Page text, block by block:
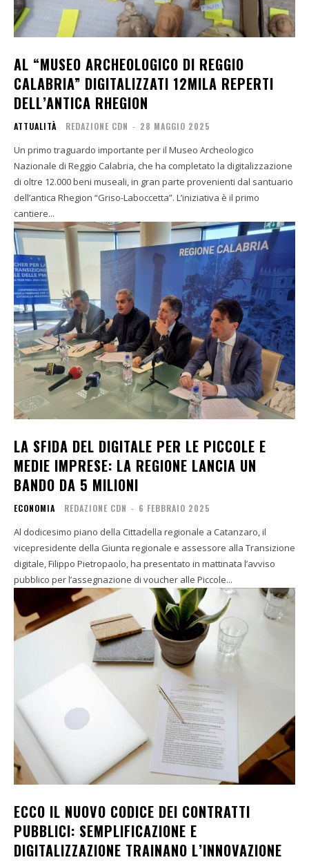
AL “MUSEO ARCHEOLOGICO DI REGGIO
CALABRIA” DIGITALIZZATI 12MILA REPERTI
DELL’ANTICA RHEGION
ATTUALITÀ REDAZIONE CDN - 28 MAGGIO 2025
Un primo traguardo importante per il Museo Archeologico
Nazionale di Reggio Calabria, che ha completato la digitalizzazione
di oltre 12.000 beni museali, in gran parte provenienti dal santuario
dell’antica Rhegion “Griso-Laboccetta”. L’iniziativa è il primo
cantiere...
LA SFIDA DEL DIGITALE PER LE PICCOLE E
MEDIE IMPRESE: LA REGIONE LANCIA UN
BANDO DA 5 MILIONI
ECONOMIA REDAZIONE CDN - 6 FEBBRAIO 2025
Al dodicesimo piano della Cittadella regionale a Catanzaro, il
vicepresidente della Giunta regionale e assessore alla Transizione
digitale, Filippo Pietropaolo, ha presentato in mattinata l’avviso
pubblico per l’assegnazione di voucher alle Piccole...
ECCO IL NUOVO CODICE DEI CONTRATTI
PUBBLICI: SEMPLIFICAZIONE E
DIGITALIZZAZIONE TRAINANO L’INNOVAZIONE